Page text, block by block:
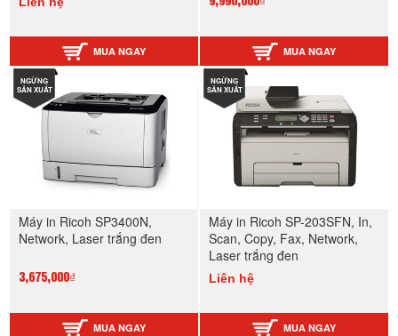
MUA NGAY MUA NGAY
NGỪNG
SẢN XUẤT
Máy in Ricoh SP3400N,
Network, Laser trắng đen
3,675,000₫
MUA NGAY
NGỪNG
SẢN XUẤT
Máy in Ricoh SP-203SFN, In,
Scan, Copy, Fax, Network,
Laser trắng đen
Liên hệ
MUA NGAY